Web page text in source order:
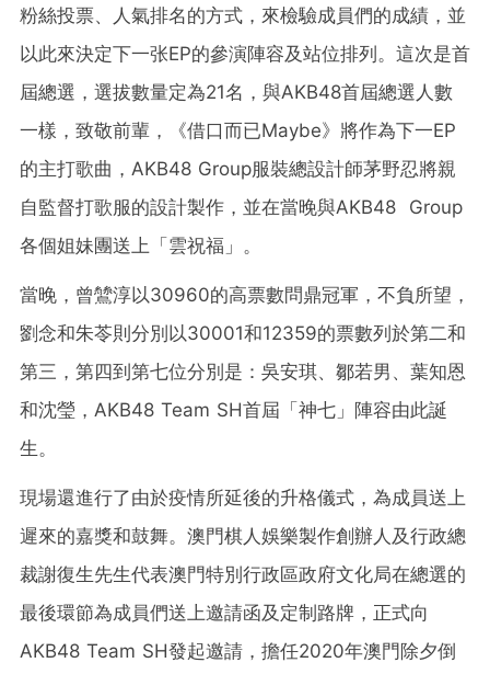
粉絲投票、人氣排名的方式，來檢驗成員們的成績，並
以此來決定下一张EP的參演陣容及站位排列。這次是首
屆總選，選拔數量定為21名，與AKB48首屆總選人數
一樣，致敬前輩，《借口而已Maybe》將作為下一EP
的主打歌曲，AKB48 Group服裝總設計師茅野忍將親
自監督打歌服的設計製作，並在當晚與AKB48 Group
各個姐妹團送上 「 雲祝福 」 。
當晚，曾鷥淳以30960的高票數問鼎冠軍，不負所望，
劉念和朱苓則分別以30001和12359的票數列於第二和
第三，第四到第七位分別是：吳安琪、鄒若男、葉知恩
和沈瑩，AKB48 Team SH首屆 「 神七 」 陣容由此誕
生。
現場還進行了由於疫情所延後的升格儀式，為成員送上
遲來的嘉獎和鼓舞。澳門棋人娛樂製作創辦人及行政總
裁謝復生先生代表澳門特別行政區政府文化局在總選的
最後環節為成員們送上邀請函及定制路牌，正式向
AKB48 Team SH發起邀請，擔任2020年澳門除夕倒